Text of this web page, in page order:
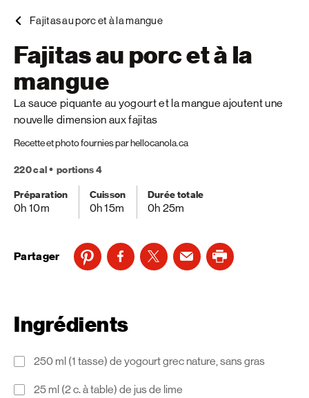
Fajitas au porc et à la mangue
Fajitas au porc et à la
mangue
La sauce piquante au yogourt et la mangue ajoutent une
nouvelle dimension aux fajitas
Recette et photo fournies par hellocanola.ca
220 cal
portions 4
Préparation
0h 10m
Cuisson
0h 15m
Durée totale
0h 25m
Partager
Ingrédients
250 ml (1 tasse) de yogourt grec nature, sans gras
25 ml (2 c. à table) de jus de lime